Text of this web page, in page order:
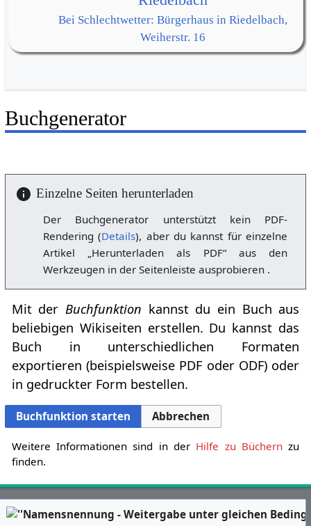
Bei Schlechtwetter: Bürgerhaus in Riedelbach,
Weiherstr. 16
Buchgenerator
Einzelne Seiten herunterladen
Der Buchgenerator unterstützt kein PDF-
Rendering (Details), aber du kannst für einzelne
Artikel „Herunterladen als PDF“ aus den
Werkzeugen in der Seitenleiste ausprobieren .
Mit derBuchfunktion kannst du ein Buch aus
beliebigen Wikiseiten erstellen. Du kannst das
Buch in unterschiedlichen Formaten
exportieren (beispielsweise PDF oder ODF) oder
in gedruckter Form bestellen.
Buchfunktion starten Abbrechen
Weitere Informationen sind in der Hilfe zu Büchernzu
finden.